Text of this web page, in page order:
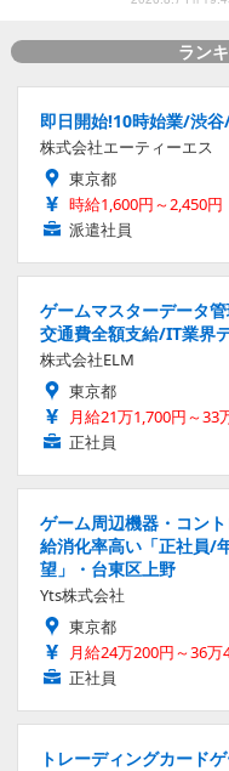
ラン
即日開始!10時始業/渋
株式会社エーティーエス
東京都
時給1,600円～2,450円
派遣社員
ゲームマスターデータ
交通費全額支給/IT業界
株式会社ELM
東京都
月給21万1,700円～33
正社員
ゲーム周辺機器・コン
給消化率高い「正社員/
望」・台東区上野
Yts株式会社
東京都
月給24万200円～36万
正社員
トレーディングカード